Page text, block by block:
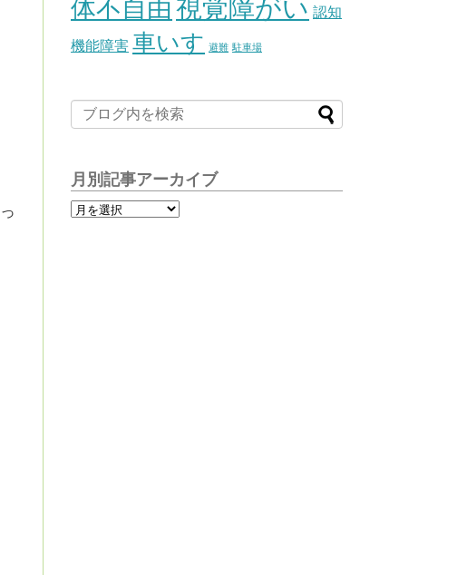
体不自由視覚障がい 認知
機能障害 車いす 避難 駐車場
月別記事アーカイブ
月